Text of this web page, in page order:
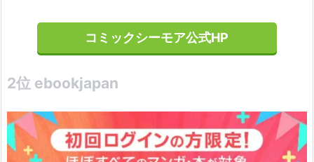
コミックシーモア公式HP
2位 ebookjapan